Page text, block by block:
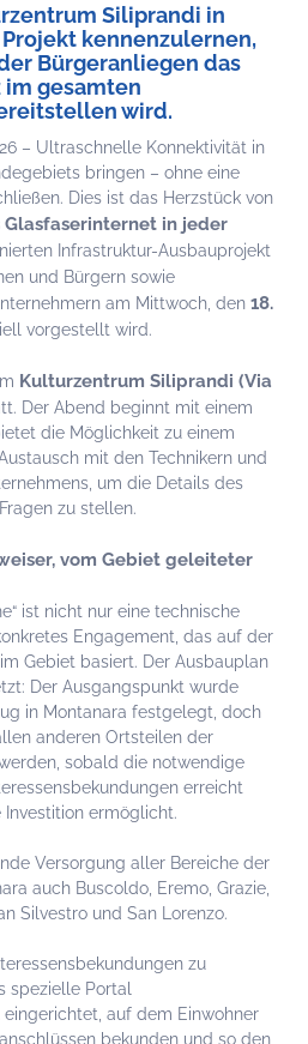
Siliprandi in
kennenzulernen,
Bürgeranliegen das
gesamten
wird.
– Ultraschnelle Konnektivität in
bringen – ohne eine
Dies ist das Herzstück von
Glasfaserinternet in jeder
Infrastruktur-Ausbauprojekt
und Bürgern sowie
am Mittwoch, den 18.
vorgestellt wird.
Kulturzentrum Siliprandi (Via
Der Abend beginnt mit einem
die Möglichkeit zu einem
mit den Technikern und
um die Details des
zu stellen.
vom Gebiet geleiteter
ist nicht nur eine technische
Engagement, das auf der
Gebiet basiert. Der Ausbauplan
Der Ausgangspunkt wurde
in Montanara festgelegt, doch
anderen Ortsteilen der
sobald die notwendige
erreicht
ermöglicht.
Versorgung aller Bereiche der
auch Buscoldo, Eremo, Grazie,
Silvestro und San Lorenzo.
zu
spezielle Portal
auf dem Einwohner
bekunden und so den